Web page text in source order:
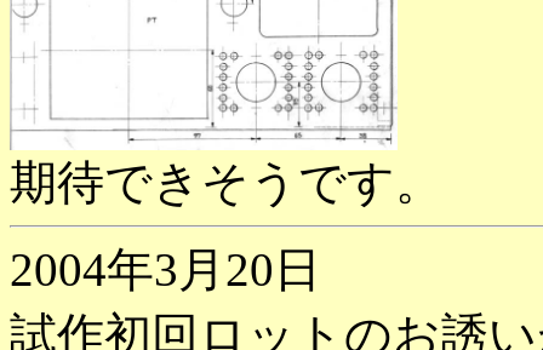
期待できそうです。
2004年3月20日
試作初回ロットのお誘